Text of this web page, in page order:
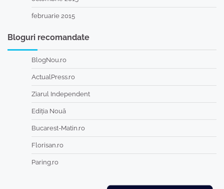
februarie 2015
Bloguri recomandate
BlogNou.ro
ActualPress.ro
Ziarul Independent
Ediția Nouă
Bucarest-Matin.ro
Florisan.ro
Paring.ro